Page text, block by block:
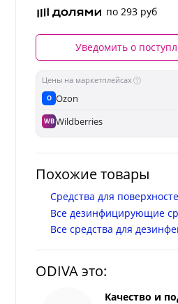
по 293 руб
Уведомить о
Цены на маркетплейсах
O Ozon
WBWildberries
Похожие товары
Средства для
Все дезинфицирующие
Все средства для
ODIVA это:
Качество и